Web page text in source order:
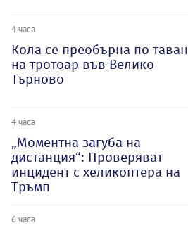
4 часа
Кола се преобърна по таван
на тротоар във Велико
Търново
4 часа
„Моментна загуба на
дистанция“: Проверяват
инцидент с хеликоптера на
Тръмп
6 часа